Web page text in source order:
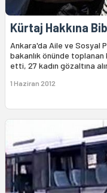
Kürtaj Hakkına
Ankara'da Aile ve Sosyal
bakanlık önünde toplanan
etti, 27 kadın gözaltına
1 Haziran 2012